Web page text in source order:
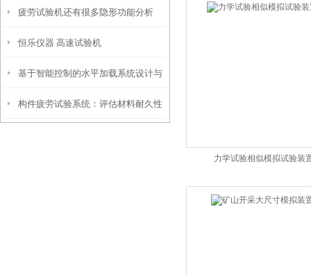
疲劳试验机还有很多隐形功能分析
恒乐仪器 高速试验机
基于智能控制的水平加载系统设计与
实现
构件疲劳试验系统：评估材料耐久性
力学试验相似模拟试验装